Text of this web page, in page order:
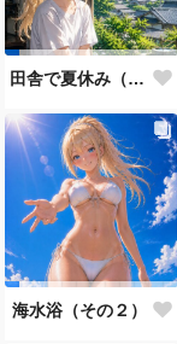
田舎で夏休み（その１）
海水浴（その２）